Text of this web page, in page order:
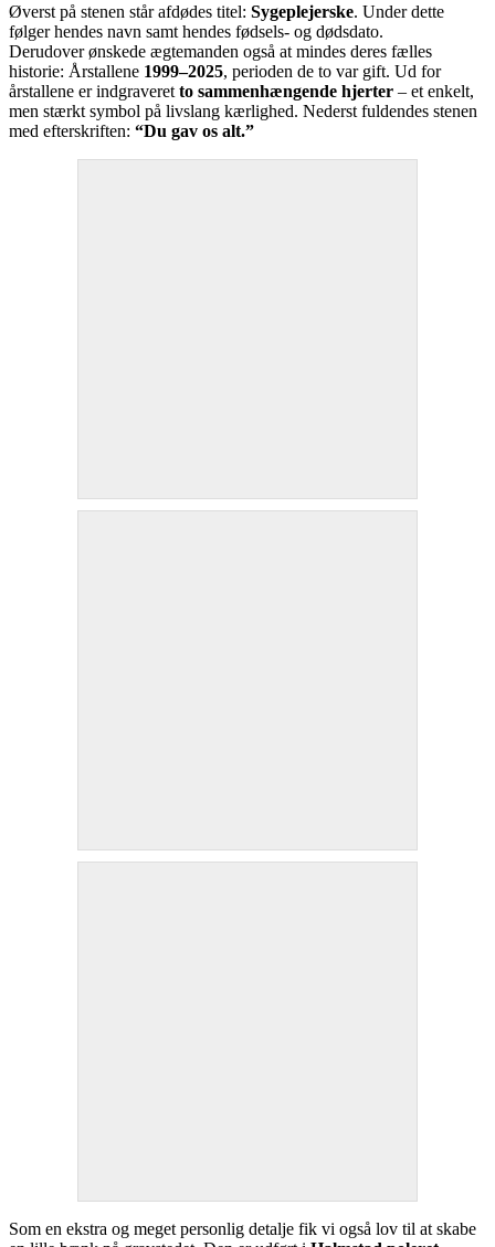
Øverst på stenen står afdødes titel: Sygeplejerske. Under dette
følger hendes navn samt hendes fødsels- og dødsdato.
Derudover ønskede ægtemanden også at mindes deres fælles
historie: Årstallene 1999–2025, perioden de to var gift. Ud for
årstallene er indgraveret to sammenhængende hjerter – et enkelt,
men stærkt symbol på livslang kærlighed. Nederst fuldendes stenen
med efterskriften: “Du gav os alt.”
Som en ekstra og meget personlig detalje fik vi også lov til at skabe